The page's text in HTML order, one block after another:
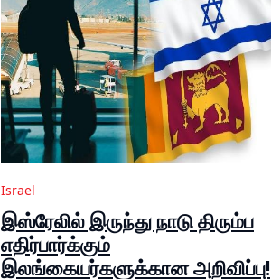
Israel
இஸ்ரேலில் இருந்து நாடு திரும்ப
எதிர்பார்க்கும்
இலங்கையர்களுக்கான அறிவிப்பு!